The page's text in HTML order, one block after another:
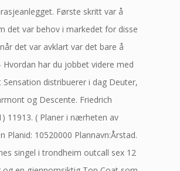
Første skritt var å
det var behov i markedet for disse
det var avklart var det bare å
Hvordan har du jobbet videre med
Sensation distribuerer i dag Deuter,
og Descente. Friedrich
11913. ( Planer i nærheten av
Planid: 10520000 Plannavn:Årstad.
singel i trondheim outcall sex 12